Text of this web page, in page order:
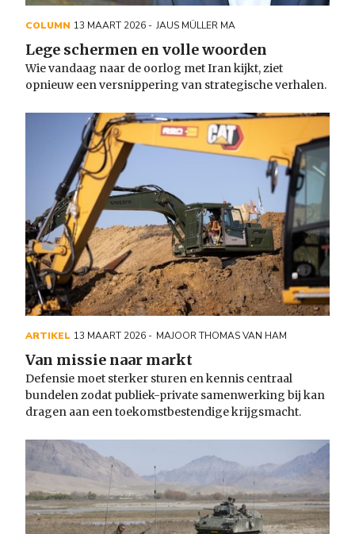
COLUMN 13 MAART 2026 JAUS MÜLLER MA
Lege schermen en volle woorden
Wie vandaag naar de oorlog met Iran kijkt, ziet
opnieuw een versnippering van strategische verhalen.
ARTIKEL 13 MAART 2026 MAJOOR THOMAS VAN HAM
Van missie naar markt
Defensie moet sterker sturen en kennis centraal
bundelen zodat publiek-private samenwerking bij kan
dragen aan een toekomstbestendige krijgsmacht.